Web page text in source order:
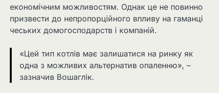
економічним можливостям. Однак це не повинно
призвести до непропорційного впливу на гаманці
чеських домогосподарств і компаній.
«Цей тип котлів має залишатися на ринку як
одна з можливих альтернатив опаленню», –
зазначив Вошаглік.